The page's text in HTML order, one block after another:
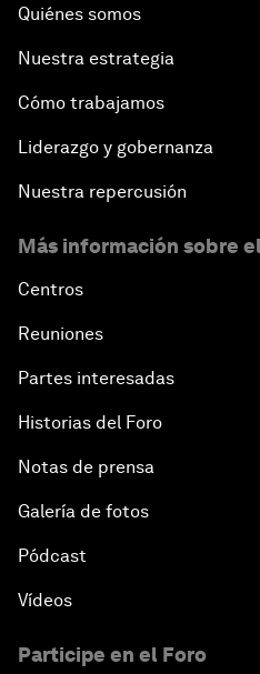
Quiénes somos
Nuestra estrategia
Cómo trabajamos
Liderazgo y gobernanza
Nuestra repercusión
Más información sobre
Centros
Reuniones
Partes interesadas
Historias del Foro
Notas de prensa
Galería de fotos
Pódcast
Vídeos
Participe en el Foro